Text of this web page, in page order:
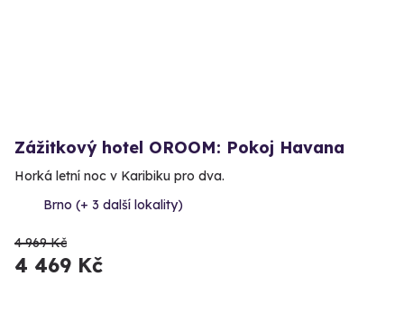
Zážitkový hotel OROOM: Pokoj Havana
Horká letní noc v Karibiku pro dva.
Brno (+ 3 další lokality)
4 969 Kč
4 469 Kč